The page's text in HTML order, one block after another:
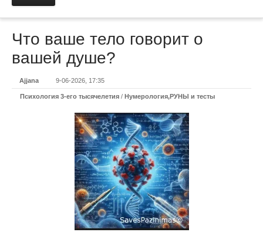
Что ваше тело говорит о
вашей душе?
Ajjana 9-06-2026, 17:35
Психология 3-его тысячелетия / Нумерология,РУНЫ и тесты